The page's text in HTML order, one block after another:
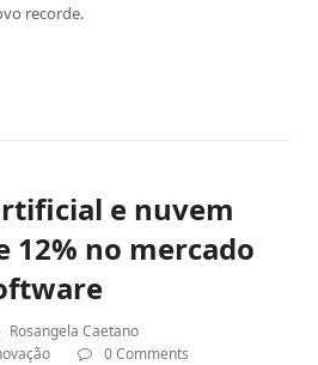
recorde.
e nuvem
12% no mercado
Rosangela Caetano
0 Comments